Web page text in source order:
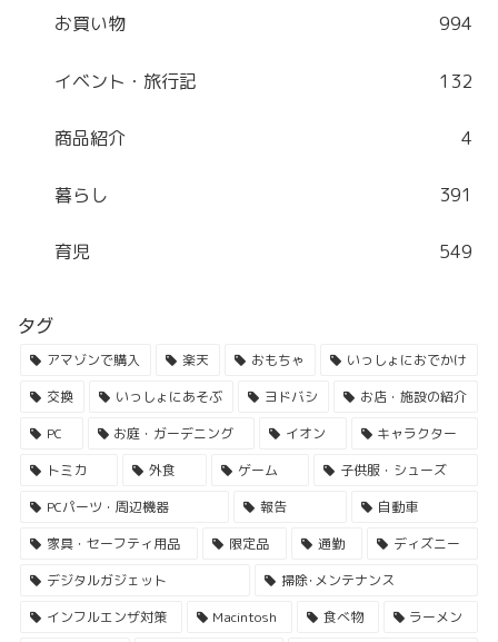
お買い物 994
イベント・旅行記 132
商品紹介 4
暮らし 391
育児 549
タグ
アマゾンで購入 楽天 おもちゃ
いっしょにおでかけ
交換
いっしょにあそぶ ヨドバシ
お店・施設の紹介
PC
お庭・ガーデニング イオン
キャラクター
トミカ
外食 ゲーム
子供服・シューズ
PCパーツ・周辺機器
報告
自動車
家具・セーフティ用品
限定品 通勤
ディズニー
デジタルガジェット
掃除･メンテナンス
インフルエンザ対策
Macintosh 食べ物
ラーメン